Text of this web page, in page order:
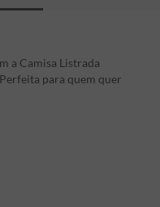
a Camisa Listrada
para quem quer